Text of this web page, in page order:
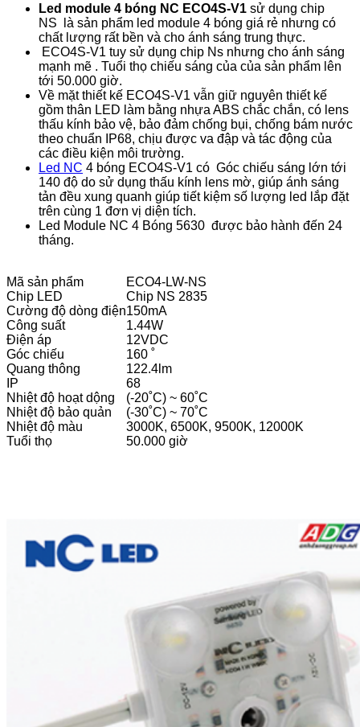
Led module 4 bóng NC ECO4S-V1 sử dụng chip
NS là sản phẩm led module 4 bóng giá rẻ nhưng có
chất lượng rất bền và cho ánh sáng trung thực.
ECO4S-V1 tuy sử dụng chip Ns nhưng cho ánh sáng
mạnh mẽ . Tuổi thọ chiếu sáng của của sản phẩm lên
tới 50.000 giờ.
Về mặt thiết kế ECO4S-V1 vẫn giữ nguyên thiết kế
gồm thân LED làm bằng nhựa ABS chắc chắn, có lens
thấu kính bảo vệ, bảo đảm chống bụi, chống bám nước
theo chuẩn IP68, chịu được va đập và tác động của
các điều kiện môi trường.
Led NC 4 bóng ECO4S-V1 có Góc chiếu sáng lớn tới
140 độ do sử dụng thấu kính lens mờ, giúp ánh sáng
tản đều xung quanh giúp tiết kiệm số lượng led lắp đặt
trên cùng 1 đơn vị diện tích.
Led Module NC 4 Bóng 5630 được bảo hành đến 24
tháng.
Mã sản phẩm
ECO4-LW-NS
Chip LED
Chip NS 2835
Cường độ dòng điện150mA
Công suất
1.44W
Điện áp
12VDC
Góc chiếu
160 ˚
Quang thông
122.4lm
IP
68
Nhiệt độ hoạt dộng
(-20˚C) ~ 60˚C
Nhiệt độ bảo quản
(-30˚C) ~ 70˚C
Nhiệt độ màu
3000K, 6500K, 9500K, 12000K
Tuổi thọ
50.000 giờ